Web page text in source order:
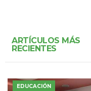
ARTÍCULOS MÁS
RECIENTES
EDUCACIÓN